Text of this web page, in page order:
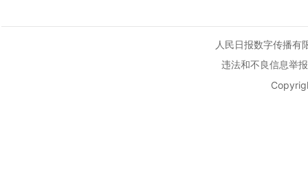
人民日报数字传播有
违法和不良信息举